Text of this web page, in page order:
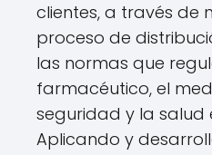
clientes, a través de
proceso de
las normas que
farmacéutico, el
seguridad y la salud
Aplicando y